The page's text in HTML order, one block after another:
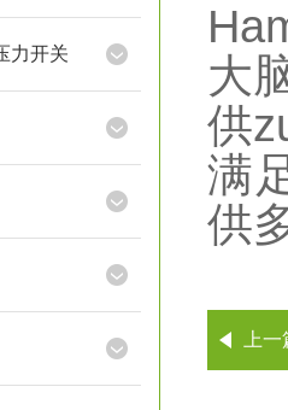
力开关
大
供
满
供
上